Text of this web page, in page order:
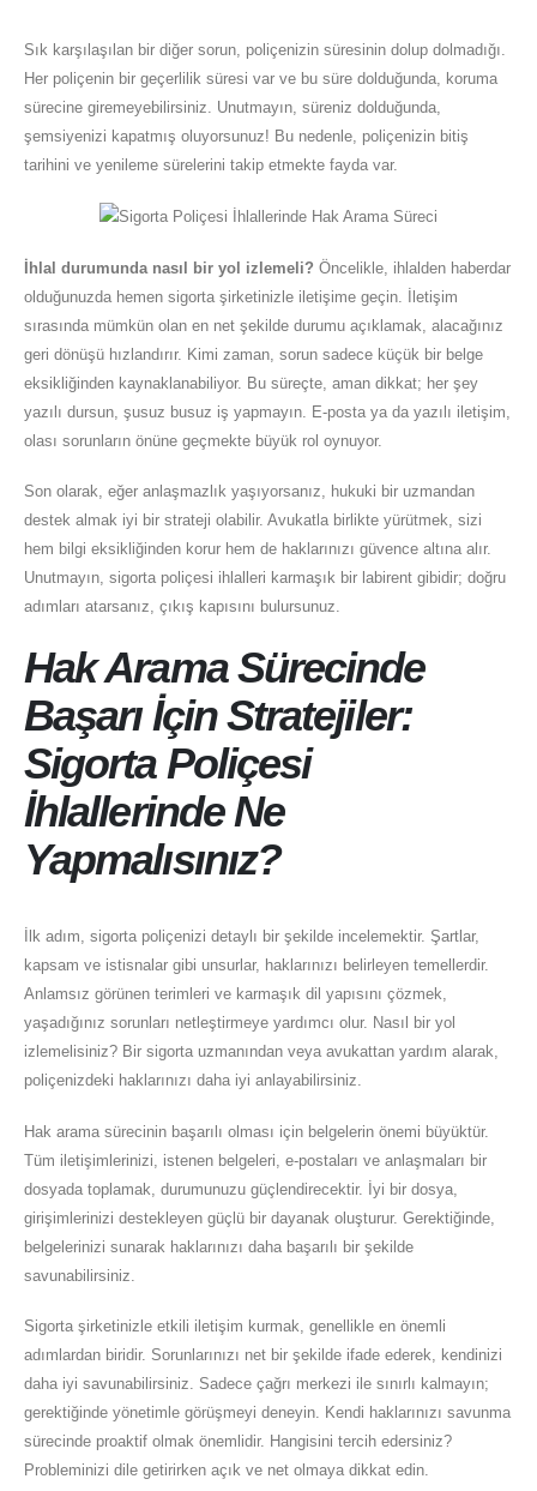
Sık karşılaşılan bir diğer sorun, poliçenizin süresinin dolup dolmadığı.
Her poliçenin bir geçerlilik süresi var ve bu süre dolduğunda, koruma
sürecine giremeyebilirsiniz. Unutmayın, süreniz dolduğunda,
şemsiyenizi kapatmış oluyorsunuz! Bu nedenle, poliçenizin bitiş
tarihini ve yenileme sürelerini takip etmekte fayda var.
İhlal durumunda nasıl bir yol izlemeli? Öncelikle, ihlalden haberdar
olduğunuzda hemen sigorta şirketinizle iletişime geçin. İletişim
sırasında mümkün olan en net şekilde durumu açıklamak, alacağınız
geri dönüşü hızlandırır. Kimi zaman, sorun sadece küçük bir belge
eksikliğinden kaynaklanabiliyor. Bu süreçte, aman dikkat; her şey
yazılı dursun, şusuz busuz iş yapmayın. E-posta ya da yazılı iletişim,
olası sorunların önüne geçmekte büyük rol oynuyor.
Son olarak, eğer anlaşmazlık yaşıyorsanız, hukuki bir uzmandan
destek almak iyi bir strateji olabilir. Avukatla birlikte yürütmek, sizi
hem bilgi eksikliğinden korur hem de haklarınızı güvence altına alır.
Unutmayın, sigorta poliçesi ihlalleri karmaşık bir labirent gibidir; doğru
adımları atarsanız, çıkış kapısını bulursunuz.
Hak Arama Sürecinde
Başarı İçin Stratejiler:
Sigorta Poliçesi
İhlallerinde Ne
Yapmalısınız?
İlk adım, sigorta poliçenizi detaylı bir şekilde incelemektir. Şartlar,
kapsam ve istisnalar gibi unsurlar, haklarınızı belirleyen temellerdir.
Anlamsız görünen terimleri ve karmaşık dil yapısını çözmek,
yaşadığınız sorunları netleştirmeye yardımcı olur. Nasıl bir yol
izlemelisiniz? Bir sigorta uzmanından veya avukattan yardım alarak,
poliçenizdeki haklarınızı daha iyi anlayabilirsiniz.
Hak arama sürecinin başarılı olması için belgelerin önemi büyüktür.
Tüm iletişimlerinizi, istenen belgeleri, e-postaları ve anlaşmaları bir
dosyada toplamak, durumunuzu güçlendirecektir. İyi bir dosya,
girişimlerinizi destekleyen güçlü bir dayanak oluşturur. Gerektiğinde,
belgelerinizi sunarak haklarınızı daha başarılı bir şekilde
savunabilirsiniz.
Sigorta şirketinizle etkili iletişim kurmak, genellikle en önemli
adımlardan biridir. Sorunlarınızı net bir şekilde ifade ederek, kendinizi
daha iyi savunabilirsiniz. Sadece çağrı merkezi ile sınırlı kalmayın;
gerektiğinde yönetimle görüşmeyi deneyin. Kendi haklarınızı savunma
sürecinde proaktif olmak önemlidir. Hangisini tercih edersiniz?
Probleminizi dile getirirken açık ve net olmaya dikkat edin.